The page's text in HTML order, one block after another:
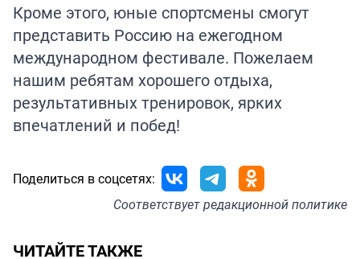
Кроме этого, юные спортсмены смогут
представить Россию на ежегодном
международном фестивале. Пожелаем
нашим ребятам хорошего отдыха,
результативных тренировок, ярких
впечатлений и побед!
Поделиться в соцсетях:
Соответствуетредакционной политике
ЧИТАЙТЕ ТАКЖЕ